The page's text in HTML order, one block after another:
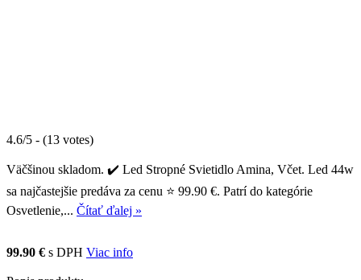
4.6/5 - (13 votes)
Väčšinou skladom. ✔️ Led Stropné Svietidlo Amina, Včet. Led 44w
sa najčastejšie predáva za cenu ⭐ 99.90 €. Patrí do kategórie
Osvetlenie,... Čítať ďalej »
99.90 € s DPH Viac info